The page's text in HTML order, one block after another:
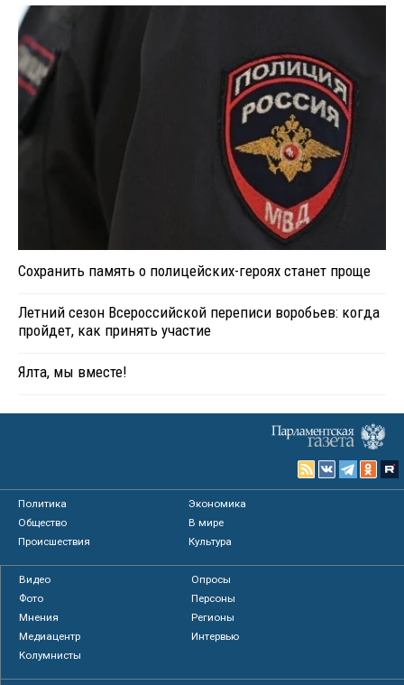
Сохранить память о полицейских-героях станет проще
Летний сезон Всероссийской переписи воробьев: когда
пройдет, как принять участие
Ялта, мы вместе!
Политика
Экономика
Общество
В мире
Происшествия
Культура
Видео
Опросы
Фото
Персоны
Мнения
Регионы
Медиацентр
Интервью
Колумнисты